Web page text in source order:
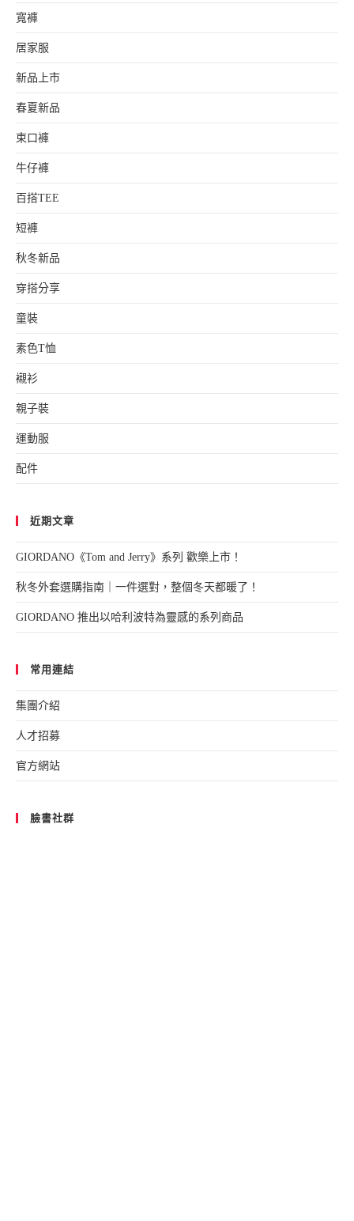
寬褲
居家服
新品上市
春夏新品
束口褲
牛仔褲
百搭TEE
短褲
秋冬新品
穿搭分享
童裝
素色T恤
襯衫
親子裝
運動服
配件
近期文章
GIORDANO《Tom and Jerry》系列 歡樂上市！
秋冬外套選購指南｜一件選對，整個冬天都暖了！
GIORDANO 推出以哈利波特為靈感的系列商品
常用連結
集團介紹
人才招募
官方網站
臉書社群